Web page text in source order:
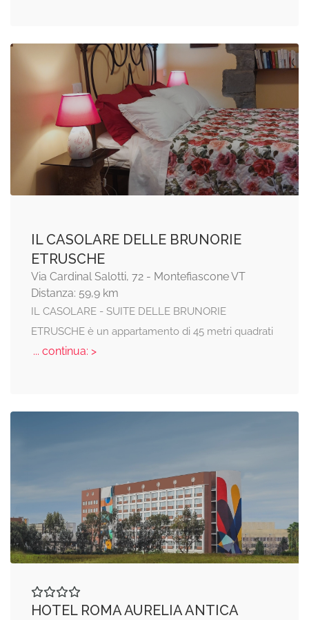
IL CASOLARE DELLE BRUNORIE
ETRUSCHE
Via Cardinal Salotti, 72 - Montefiascone VT
Distanza: 59,9 km
IL CASOLARE - SUITE DELLE BRUNORIE
ETRUSCHE è un appartamento di 45 metri quadrati
... continua: >
HOTEL ROMA AURELIA ANTICA